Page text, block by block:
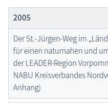
Blog
2005
Der St.-Jürgen-Weg im
für einen naturnahen und
der LEADER-Region
NABU Kreisverbandes
Anhang)